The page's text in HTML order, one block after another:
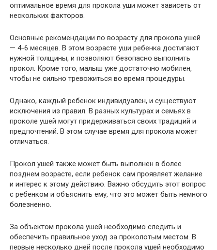
оптимальное время для прокола уши может зависеть от
нескольких факторов.
Основные рекомендации по возрасту для прокола ушей
— 4-6 месяцев. В этом возрасте уши ребенка достигают
нужной толщины, и позволяют безопасно выполнить
прокол. Кроме того, малыш уже достаточно мобилен,
чтобы не сильно тревожиться во время процедуры.
Однако, каждый ребенок индивидуален, и существуют
исключения из правил. В разных культурах и семьях в
проколе ушей могут придерживаться своих традиций и
предпочтений. В этом случае время для прокола может
отличаться.
Прокол ушей также может быть выполнен в более
позднем возрасте, если ребенок сам проявляет желание
и интерес к этому действию. Важно обсудить этот вопрос
с ребенком и объяснить ему, что это может быть немного
болезненно.
За объектом прокола ушей необходимо следить и
обеспечить правильное уход за проколотым местом. В
первые несколько дней после прокола ушей необходимо